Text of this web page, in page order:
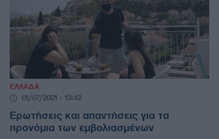
ΕΛΛΑΔΑ
01/07/2021 - 13:42
Ερωτήσεις και απαντήσεις για τα
προνόμια των εμβολιασμένων